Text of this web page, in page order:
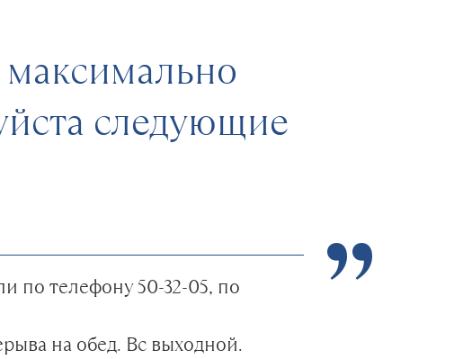
следующие
по телефону 50-32-05, по
на обед. Вс выходной.